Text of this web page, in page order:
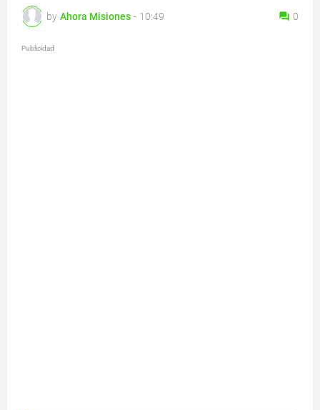
by Ahora Misiones - 10:49 0
Publicidad